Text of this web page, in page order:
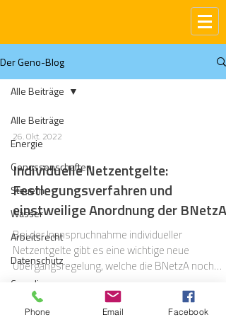
Der Geno-Blog
Alle Beiträge
Energie
Genossenschaften
Steuern
Wasser
Arbeitsrecht
Datenschutz
Compliance
Gas
Alle Beiträge
26. Okt. 2022
Individuelle Netzentgelte:
Festlegungsverfahren und
einstweilige Anordnung der BNetzA
Bei der Inanspruchnahme individueller
Netzentgelte gibt es eine wichtige neue
Übergangsregelung, welche die BNetzA noch
umsetzen muss.
Phone Email Facebook